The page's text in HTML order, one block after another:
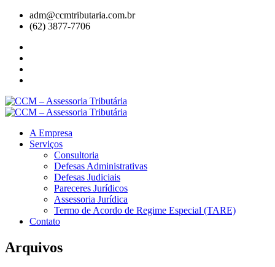
adm@ccmtributaria.com.br
(62) 3877-7706
A Empresa
Serviços
Consultoria
Defesas Administrativas
Defesas Judiciais
Pareceres Jurídicos
Assessoria Jurídica
Termo de Acordo de Regime Especial (TARE)
Contato
Arquivos